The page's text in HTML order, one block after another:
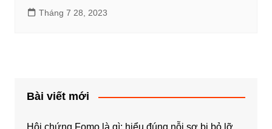
Tháng 7 28, 2023
Bài viết mới